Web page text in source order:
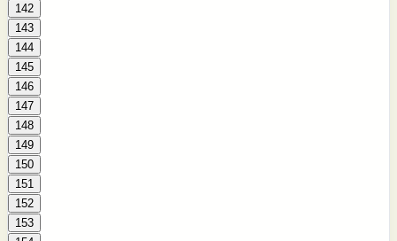
142
143
144
145
146
147
148
149
150
151
152
153